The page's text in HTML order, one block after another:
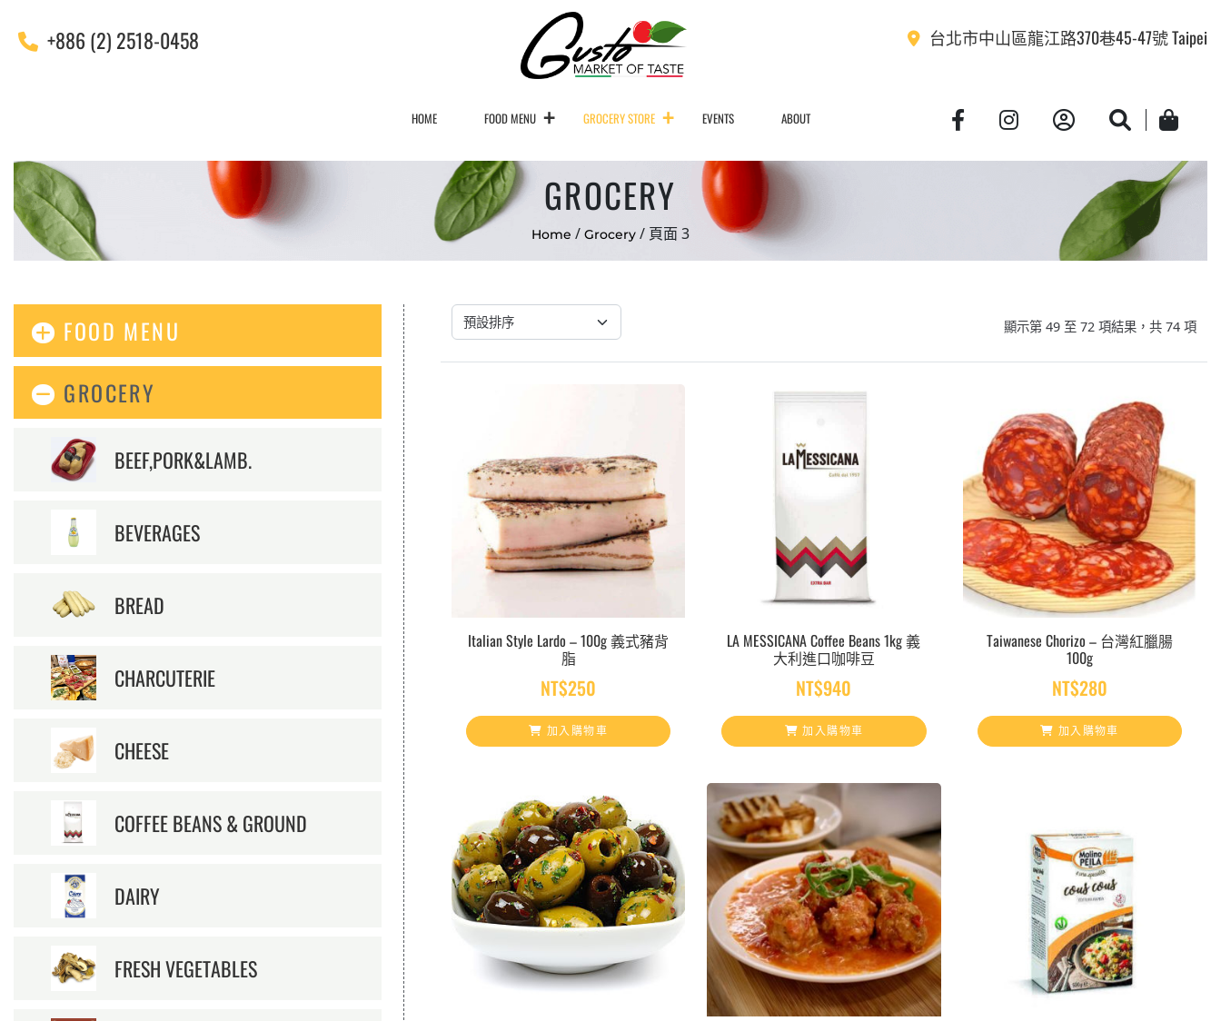
+886 (2) 2518-0458 台北市中山區龍江路370巷45-47號 Taipei
HOME FOOD MENU GROCERY STORE EVENTS ABOUT Account SearchCart
GROCERY
Home / Grocery / 頁面 3
FOOD MENU
GROCERY
BEEF,PORK&LAMB.
BEVERAGES
BREAD
CHARCUTERIE
CHEESE
COFFEE BEANS & GROUND
DAIRY
FRESH VEGETABLES
顯示第 49 至 72 項結果，共 74 項
Italian Style Lardo – 100g 義式豬背
脂
NT$250
加入購物車
LA MESSICANA Coffee Beans 1kg 義
大利進口咖啡豆
NT$940
加入購物車
Taiwanese Chorizo – 台灣紅臘腸
100g
NT$280
加入購物車